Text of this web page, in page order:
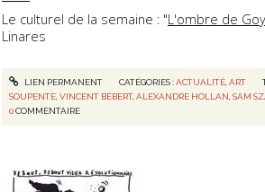
Le culturel de la semaine : "L'ombre de
Linares
LIEN PERMANENT CATÉGORIES :ACTUALITÉ, ART
SOUPENTE,VINCENT BÉBERT,ALEXANDRE HOLLAN,SAM
0COMMENTAIRE